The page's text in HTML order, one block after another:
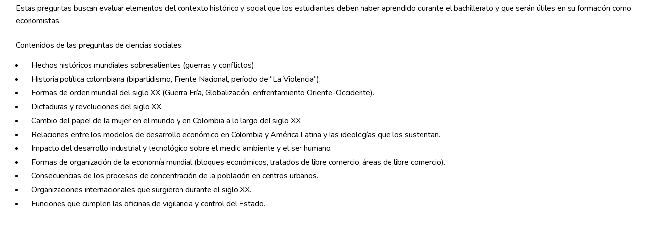
Estas preguntas buscan evaluar elementos del contexto histórico y social que los estudiantes deben haber aprendido durante el bachillerato y que serán útiles en su formación como
economistas.
Contenidos de las preguntas de ciencias sociales:
Hechos históricos mundiales sobresalientes (guerras y conflictos).
Historia política colombiana (bipartidismo, Frente Nacional, período de “La Violencia”).
Formas de orden mundial del siglo XX (Guerra Fría, Globalización, enfrentamiento Oriente-Occidente).
Dictaduras y revoluciones del siglo XX.
Cambio del papel de la mujer en el mundo y en Colombia a lo largo del siglo XX.
Relaciones entre los modelos de desarrollo económico en Colombia y América Latina y las ideologías que los sustentan.
Impacto del desarrollo industrial y tecnológico sobre el medio ambiente y el ser humano.
Formas de organización de la economía mundial (bloques económicos, tratados de libre comercio, áreas de libre comercio).
Consecuencias de los procesos de concentración de la población en centros urbanos.
Organizaciones internacionales que surgieron durante el siglo XX.
Funciones que cumplen las oficinas de vigilancia y control del Estado.